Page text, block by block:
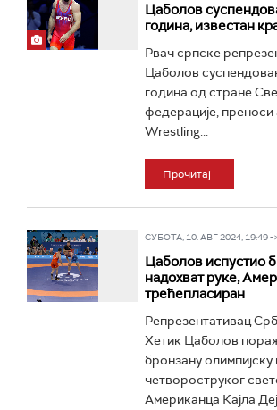
Цаболов
година, известан
Рвач српске
Цаболов
година од стране
федерације,
Wrestling...
Прочитај
СУБОТА, 10. АВГ 2024, 19:49 -
Цаболов испустио
надохват руке,
трећепласиран
Репрезентативац
Хетик Цаболов
бронзану
четвороструког
Американца Кајла